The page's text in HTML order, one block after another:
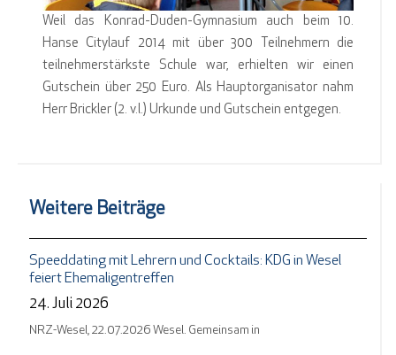
Weil das Konrad-Duden-Gymnasium auch beim 10.
Hanse Citylauf 2014 mit über 300 Teilnehmern die
teilnehmerstärkste Schule war, erhielten wir einen
Gutschein über 250 Euro. Als Hauptorganisator nahm
Herr Brickler (2. v.l.) Urkunde und Gutschein entgegen.
Weitere Beiträge
Speeddating mit Lehrern und Cocktails: KDG in Wesel
feiert Ehemaligentreffen
24. Juli 2026
NRZ-Wesel, 22.07.2026 Wesel. Gemeinsam in